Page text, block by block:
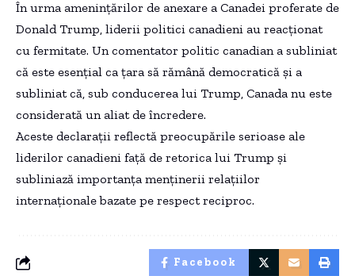
În urma amenințărilor de anexare a Canadei proferate de
Donald Trump, liderii politici canadieni au reacționat
cu fermitate. Un comentator politic canadian a subliniat
că este esențial ca țara să rămână democratică și a
subliniat că, sub conducerea lui Trump, Canada nu este
considerată un aliat de încredere.
Aceste declarații reflectă preocupările serioase ale
liderilor canadieni față de retorica lui Trump și
subliniază importanța menținerii relațiilor
internaționale bazate pe respect reciproc.
Facebook